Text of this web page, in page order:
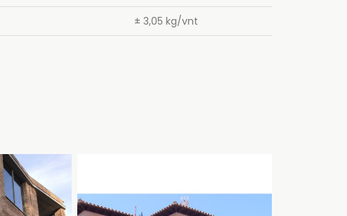
± 3,05 kg/vnt